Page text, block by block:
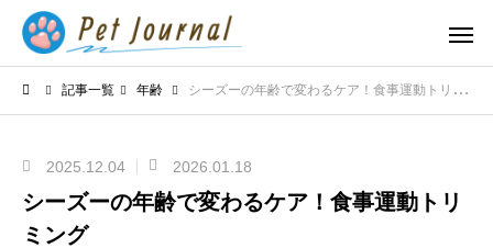
記事一覧 年齢 シーズーの年齢で変わるケア！食事運動トリミング
2025.12.04 2026.01.18
シーズーの年齢で変わるケア！食事運動トリ
ミング